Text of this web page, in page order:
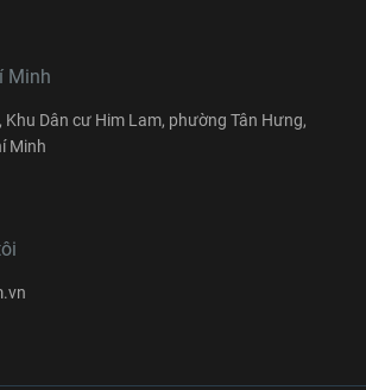
Minh
Khu Dân cư Him Lam, phường Tân Hưng,
Minh